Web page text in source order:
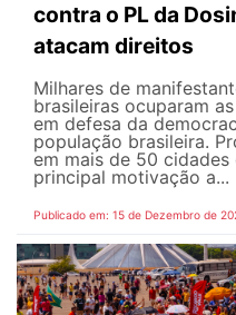
contra o PL da
atacam direitos
Milhares de
brasileiras ocuparam
em defesa da
população brasileira.
em mais de 50
principal motivação a...
Publicado em: 15 de Dezembro de